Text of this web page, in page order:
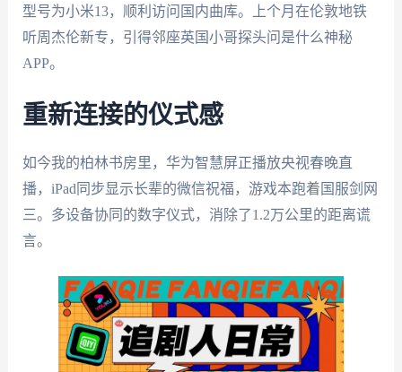
型号为小米13，顺利访问国内曲库。上个月在伦敦地铁
听周杰伦新专，引得邻座英国小哥探头问是什么神秘
APP。
重新连接的仪式感
如今我的柏林书房里，华为智慧屏正播放央视春晚直
播，iPad同步显示长辈的微信祝福，游戏本跑着国服剑网
三。多设备协同的数字仪式，消除了1.2万公里的距离谎
言。